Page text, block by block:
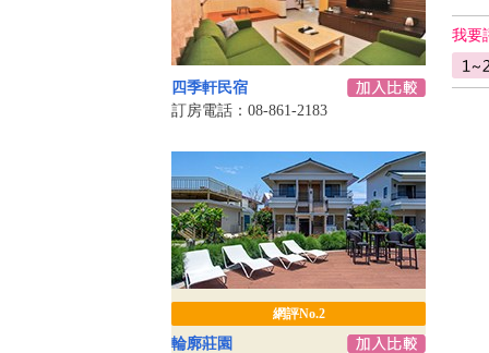
四季軒民宿
訂房電話：08-861-2183
網評No.2
輪廓莊園
我要